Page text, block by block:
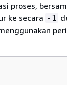
proses,
ke secara -1